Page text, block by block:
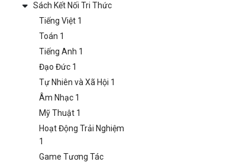
Sách Kết Nối Tri Thức
Tiếng Việt 1
Toán 1
Tiếng Anh 1
Đạo Đức 1
Tự Nhiên và Xã Hội 1
Âm Nhạc 1
Mỹ Thuật 1
Hoạt Động Trải Nghiệm
1
Game Tương Tác